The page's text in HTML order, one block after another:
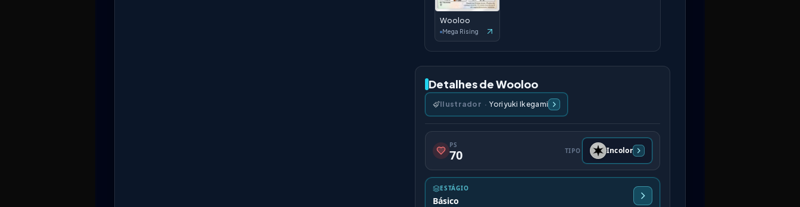
Wooloo
Mega Rising
Detalhes de Wooloo
Ilustrador · Yoriyuki Ikegami
PS
70 TIPO Incolor
ESTÁGIO
Básico